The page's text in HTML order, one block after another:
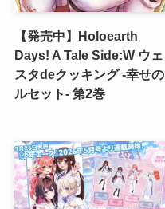
【発売中】Holoearth
Days! A Tale Side:W ウェ
スタdeクッキング -幸せの
ルセット- 第2巻